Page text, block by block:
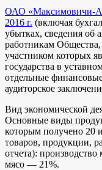
ОАО «Максимовичи-
2016 г. (включая
убытках, cведения об
работникам
участником которых
государства в
отдельные
аудиторское
Вид экономической
Основные виды
которым получено 20
товаров, продукции,
отчета):
мясо — 21%.